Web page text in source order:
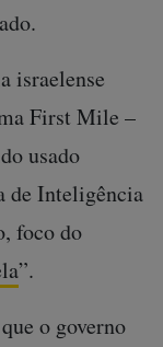
israelense
First Mile –
usado
de Inteligência
foco do
”.
o governo